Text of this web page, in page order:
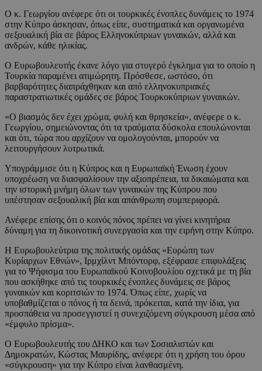
Ο κ. Γεωργίου ανέφερε ότι οι τουρκικές ένοπλες δυνάμεις το 1974
στην Κύπρο άσκησαν, όπως είπε, συστηματικά και οργανωμένα
σεξουαλική βία σε βάρος Ελληνοκύπριων γυναικών, αλλά και
ανδρών, κάθε ηλικίας.
Ο Ευρωβουλευτής έκανε λόγο για στυγερό έγκλημα για το οποίο η
Τουρκία παραμένει ατιμώρητη. Πρόσθεσε, ωστόσο, ότι
βαρβαρότητες διαπράχθηκαν και από ελληνοκυπριακές
παραστρατιωτικές ομάδες σε βάρος Τουρκοκύπριων γυναικών.
«Ο βιασμός δεν έχει χρώμα, φυλή και θρησκεία», ανέφερε ο κ.
Γεωργίου, σημειώνοντας ότι τα τραύματα δύσκολα επουλώνονται
και ότι, τώρα που αρχίζουν να ομολογούνται, μπορούν να
λειτουργήσουν λυτρωτικά.
Υπογράμμισε ότι η Κύπρος και η Ευρωπαϊκή Ένωση έχουν
υποχρέωση να διασφαλίσουν την αξιοπρέπεια, τα δικαιώματα και
την ιστορική μνήμη όλων των γυναικών της Κύπρου που
υπέστησαν σεξουαλική βία και απάνθρωπη συμπεριφορά.
Ανέφερε επίσης ότι ο κοινός πόνος πρέπει να γίνει κινητήρια
δύναμη για τη δικοινοτική συνεργασία και την ειρήνη στην Κύπρο.
Η Ευρωβουλεύτρια της πολιτικής ομάδας «Ευρώπη των
Κυρίαρχων Εθνών», Ιρμχίλντ Μπόντορφ, εξέφρασε επιφυλάξεις
για το Ψήφισμα του Ευρωπαϊκού Κοινοβουλίου σχετικά με τη βία
που ασκήθηκε από τις τουρκικές ένοπλες δυνάμεις σε βάρος
γυναικών και κοριτσιών το 1974. Όπως είπε, χωρίς να
υποβαθμίζεται ο πόνος ή τα δεινά, πρόκειται, κατά την ίδια, για
προσπάθεια να προσεγγιστεί η συνεχιζόμενη σύγκρουση μέσα από
«έμφυλο πρίσμα».
Ο Ευρωβουλευτής του ΔΗΚΟ και των Σοσιαλιστών και
Δημοκρατών, Κώστας Μαυρίδης, ανέφερε ότι η χρήση του όρου
«σύγκρουση» για την Κύπρο είναι λανθασμένη.